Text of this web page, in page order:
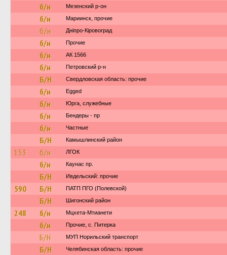
б/н Мезенский р-он
б/н Мариинск, прочие
б/н Дніпро-Кіровоград
б/н Прочие
б/н АК 1566
б/н Петровский р-н
Б/Н Свердловская область: прочие
б/н Egged
б/н Юрга, служебные
б/н Бендеры - пр
б/н Частные
Б/Н Камышлинский район
153 б/н ЛГОК
б/н Каунас пр.
Б/Н Ивдельский: прочие
590 Б/Н ПАТП ПГО (Полевской)
Б/Н Шигонский район
248 б/н Мцхета-Мтианети
б/н Прочие, с. Питерка
Б/Н МУП Норильский транспорт
Б/Н Челябинская область: прочие